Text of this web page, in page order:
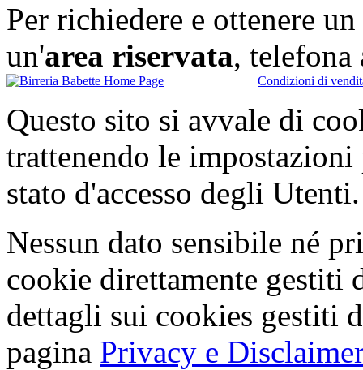
Per richiedere e ottenere un
un'area riservata,
Condizioni di
Questo sito si avvale di
trattenendo le
stato d'accesso degli Utenti.
Nessun dato sensibile né
cookie direttamente gestiti
dettagli sui cookies gestiti
pagina Privacy e Disclaimer